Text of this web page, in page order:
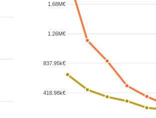
1.68M€
1.26M€
837.95k€
418.98k€